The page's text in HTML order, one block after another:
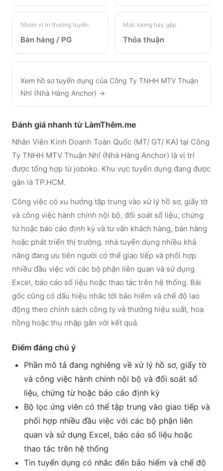
Nhóm vị trí thường tuyển
Bán hàng / PG
Mức lương hay gặp
Thỏa thuận
Xem hồ sơ tuyển dụng của Công Ty TNHH MTV Thuận
Nhĩ (Nhà Hàng Anchor) →
Đánh giá nhanh từ LàmThêm.me
Nhân Viên Kinh Doanh Toàn Quốc (MT/ GT/ KA) tại Công
Ty TNHH MTV Thuận Nhĩ (Nhà Hàng Anchor) là vị trí
được tổng hợp từ joboko. Khu vực tuyển dụng đang được
gắn là TP.HCM.
Công việc có xu hướng tập trung vào xử lý hồ sơ, giấy tờ
và công việc hành chính nội bộ, đối soát số liệu, chứng
từ hoặc báo cáo định kỳ và tư vấn khách hàng, bán hàng
hoặc phát triển thị trường. nhà tuyển dụng nhiều khả
năng đang ưu tiên người có thể giao tiếp và phối hợp
nhiều đầu việc với các bộ phận liên quan và sử dụng
Excel, báo cáo số liệu hoặc thao tác trên hệ thống. Bài
gốc cũng có dấu hiệu nhắc tới bảo hiểm và chế độ lao
động theo chính sách công ty và thưởng hiệu suất, hoa
hồng hoặc thu nhập gắn với kết quả.
Điểm đáng chú ý
Phần mô tả đang nghiêng về xử lý hồ sơ, giấy tờ
và công việc hành chính nội bộ và đối soát số
liệu, chứng từ hoặc báo cáo định kỳ
Bộ lọc ứng viên có thể tập trung vào giao tiếp và
phối hợp nhiều đầu việc với các bộ phận liên
quan và sử dụng Excel, báo cáo số liệu hoặc
thao tác trên hệ thống
Tin tuyển dụng có nhắc đến bảo hiểm và chế độ